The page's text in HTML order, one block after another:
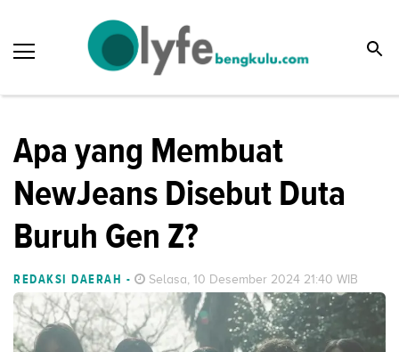
Apa yang Membuat
NewJeans Disebut Duta
Buruh Gen Z?
REDAKSI DAERAH - Selasa, 10 Desember 2024 21:40 WIB